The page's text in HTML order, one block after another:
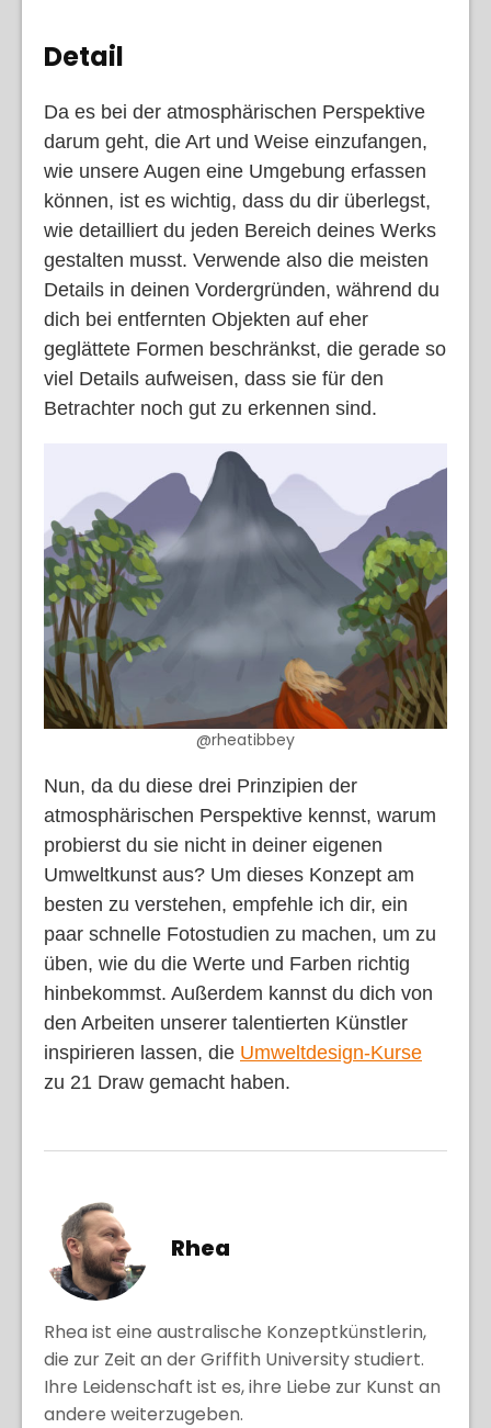
Detail
Da es bei der atmosphärischen Perspektive
darum geht, die Art und Weise einzufangen,
wie unsere Augen eine Umgebung erfassen
können, ist es wichtig, dass du dir überlegst,
wie detailliert du jeden Bereich deines Werks
gestalten musst. Verwende also die meisten
Details in deinen Vordergründen, während du
dich bei entfernten Objekten auf eher
geglättete Formen beschränkst, die gerade so
viel Details aufweisen, dass sie für den
Betrachter noch gut zu erkennen sind.
@rheatibbey
Nun, da du diese drei Prinzipien der
atmosphärischen Perspektive kennst, warum
probierst du sie nicht in deiner eigenen
Umweltkunst aus? Um dieses Konzept am
besten zu verstehen, empfehle ich dir, ein
paar schnelle Fotostudien zu machen, um zu
üben, wie du die Werte und Farben richtig
hinbekommst. Außerdem kannst du dich von
den Arbeiten unserer talentierten Künstler
inspirieren lassen, die Umweltdesign-Kurse
zu 21 Draw gemacht haben.
Rhea
Rhea ist eine australische Konzeptkünstlerin,
die zur Zeit an der Griffith University studiert.
Ihre Leidenschaft ist es, ihre Liebe zur Kunst an
andere weiterzugeben.